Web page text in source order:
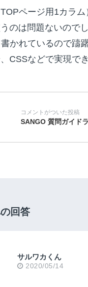
TOPページ用1カラ
のは問題ないので
かれているので躊
CSSなどで実現で
SANGO 質問ガイド
回答
サルワカくん
2020/05/14